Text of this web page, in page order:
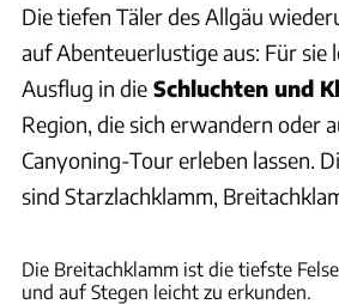
Die tiefen Täler des Allgäu
auf Abenteuerlustige aus: Für sie
Ausflug in die Schluchten und
Region, die sich erwandern oder
Canyoning-Tour erleben lassen.
sind Starzlachklamm,
Die Breitachklamm ist die tiefste
und auf Stegen leicht zu erkunden.